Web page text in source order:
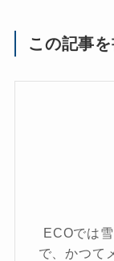
この記事
ECOでは
で、かつて